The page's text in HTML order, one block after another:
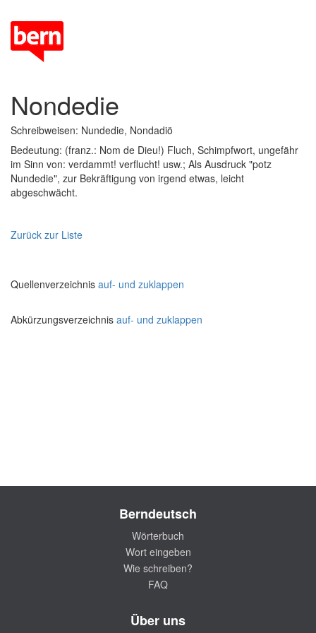
Nondedie
Schreibweisen: Nundedie, Nondadiö
Bedeutung: (franz.: Nom de Dieu!) Fluch, Schimpfwort, ungefähr
im Sinn von: verdammt! verflucht! usw.; Als Ausdruck "potz
Nundedie", zur Bekräftigung von irgend etwas, leicht
abgeschwächt.
Zurück zur Liste
Quellenverzeichnis auf- und zuklappen
Abkürzungsverzeichnis auf- und zuklappen
Berndeutsch
Wörterbuch
Wort eingeben
Wie schreiben?
FAQ
Über uns